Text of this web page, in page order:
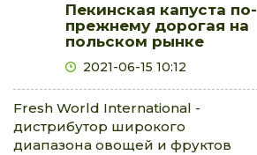
Пекинская капуста по-
прежнему дорогая на
польском рынке
2021-06-15 10:12
Fresh World International -
дистрибутор широкого
диапазона овощей и фруктов